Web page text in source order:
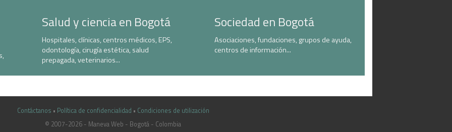
Salud y ciencia en Bogotá
Hospitales, clínicas, centros médicos, EPS,
odontología, cirugía estética, salud
prepagada, veterinarios...
Sociedad en Bogotá
Asociaciones, fundaciones, grupos de ayuda,
centros de información...
Contáctanos • Política de confidencialidad • Condiciones de utilización
© 2007-2026 - Maneva Web - Bogotá - Colombia